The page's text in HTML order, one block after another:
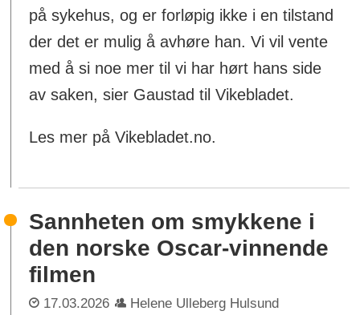
på sykehus, og er forløpig ikke i en tilstand
der det er mulig å avhøre han. Vi vil vente
med å si noe mer til vi har hørt hans side
av saken, sier Gaustad til Vikebladet.
Les mer på Vikebladet.no.
Sannheten om smykkene i
den norske Oscar-vinnende
filmen
17.03.2026 Helene Ulleberg Hulsund